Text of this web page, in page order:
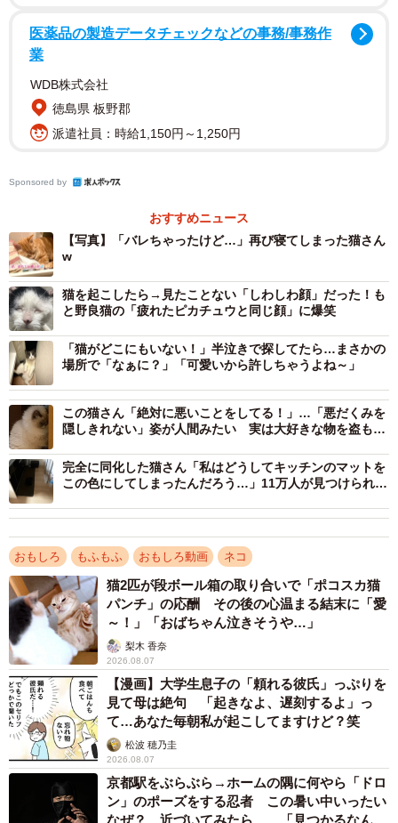
”秘密のベッド”がバレてしまった・・・（ぬっこさん提供、Instagramよ
りキャプチャ撮影）
引き出しにはタオルの束 飼い主に見つけられて
バツ悪そうにする子猫 この後どうなった？
――にこたくんが入っていた引き出し。何を収納してい
る？
「使わなくなったタオルです」
医薬品の製造データチェックなどの事務/事務作
業
WDB株式会社
徳島県 板野郡
派遣社員：時給1,150円～1,250円
Sponsored by
おすすめニュース
【写真】「バレちゃったけど…」再び寝てしまった猫さん
w
猫を起こしたら→見たことない「しわしわ顔」だった！も
と野良猫の「疲れたピカチュウと同じ顔」に爆笑
「猫がどこにもいない！」半泣きで探してたら…まさかの
場所で「なぁに？」「可愛いから許しちゃうよね～」
この猫さん「絶対に悪いことをしてる！」…「悪だくみを
隠しきれない」姿が人間みたい 実は大好きな物を盗もう
完全に同化した猫さん「私はどうしてキッチンのマットを
この色にしてしまったんだろう…」11万人が見つけられな
おもしろ もふもふ おもしろ動画 ネコ
猫2匹が段ボール箱の取り合いで「ポコスカ猫
パンチ」の応酬 その後の心温まる結末に「愛
～！」「おばちゃん泣きそうや…」
梨木 香奈
2026.08.07
【漫画】大学生息子の「頼れる彼氏」っぷりを
見て母は絶句 「起きなよ、遅刻するよ」っ
て…あなた毎朝私が起こしてますけど？笑
松波 穂乃圭
2026.08.07
京都駅をぶらぶら→ホームの隅に何やら「ドロ
ン」のポーズをする忍者 この暑い中いったい